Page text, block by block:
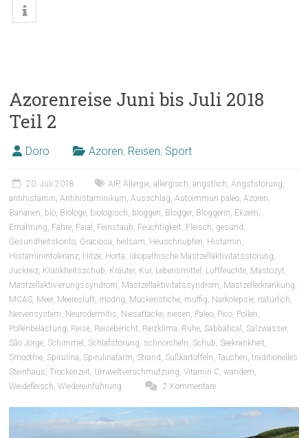
Azorenreise Juni bis Juli 2018
Teil 2
Doro Azoren, Reisen, Sport
20. Juli 2018 AIP,Allergie ,allergisch ,ängstlich ,Angststörung
antihistamin ,Antihistaminikum ,Ausschlag ,Autoimmun paleo ,Azoren
Bananen
bio Biologe biologisch bloggen Blogger, Bloggerin Ekzem
Ernährung Fähre Faial Feinstaub Feuchtigkeit Fleisch gesund
Gesundheitskonto Graciosa heilsam Heuschnupfen Histamin
Histaminintoleranz Hitze Horta idiopathische Mastzellaktivitätsstörung
Juckreiz Krankheitsschub Kräuter, Kur, Lebensmittel Luftfeuchte Mastozyt
Mastzellaktivierungssyndrom Mastzellaktivitätssyndrom Mastzellerkrankung
MCAS Meer, Meeresluft modrig Mückenstiche muffig Narkolepsie natürlich
Nervensystem Neurodermitis Niesattacke niesen Paleo Pico Pollen
Pollenbelastung Reise Reisebericht Reizklima Ruhe Sabbatical Salzwasser,
São Jorge Schimmel Schlafstörung schnorcheln Schub Seekrankheit
Smoothie Spirulina Spirulinafarm Strand Süßkartoffeln ,Tauchen ,traditionelles
Steinhaus ,Trockenzeit Umweltverschmutzung ,Vitamin C ,wandern
Weidefleisch ,Wiedereinführung 2 Kommentare